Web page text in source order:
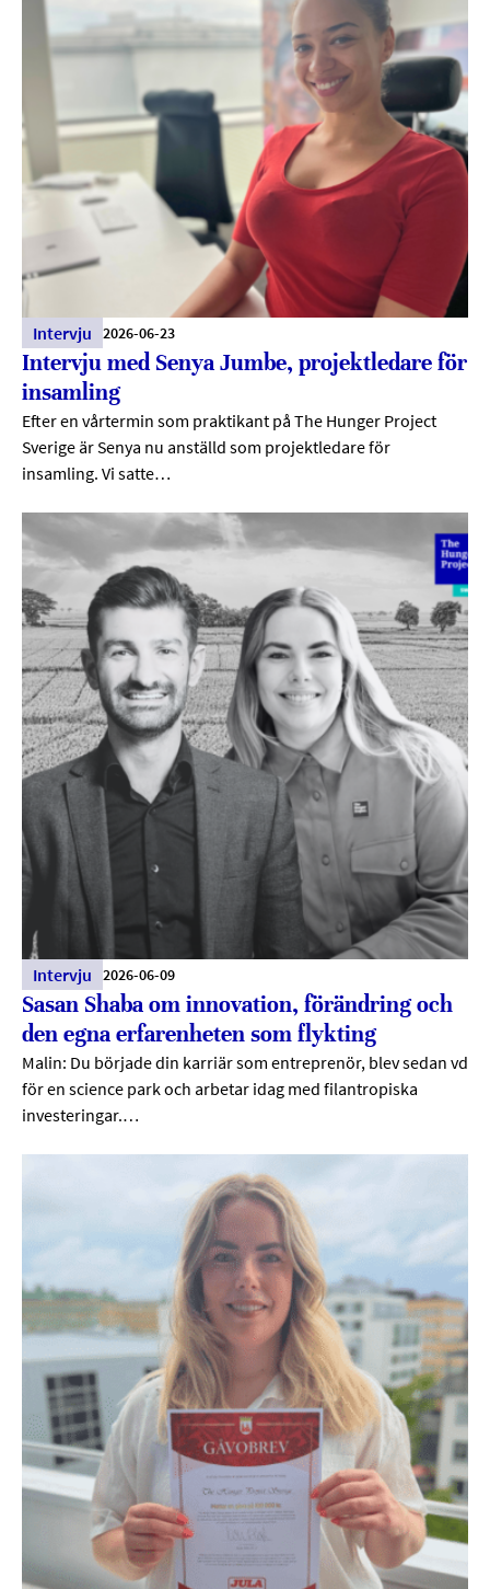
Intervju 2026-06-23
Intervju med Senya Jumbe, projektledare för
insamling
Efter en vårtermin som praktikant på The Hunger Project
Sverige är Senya nu anställd som projektledare för
insamling. Vi satte…
Intervju 2026-06-09
Sasan Shaba om innovation, förändring och
den egna erfarenheten som flykting
Malin: Du började din karriär som entreprenör, blev sedan vd
för en science park och arbetar idag med filantropiska
investeringar.…